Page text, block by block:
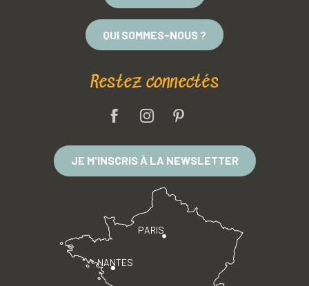
QUI SOMMES-NOUS ?
Restez connectés
JE M'INSCRIS À LA NEWSLETTER
PARIS
NANTES